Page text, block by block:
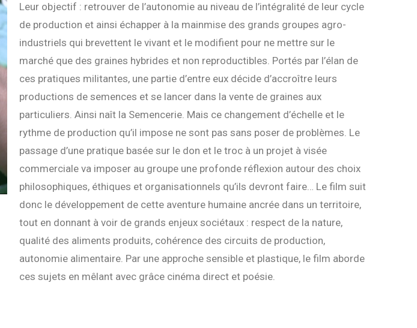
Leur objectif : retrouver de l’autonomie au niveau de l’intégralité de leur cycle
de production et ainsi échapper à la mainmise des grands groupes agro-
industriels qui brevettent le vivant et le modifient pour ne mettre sur le
marché que des graines hybrides et non reproductibles. Portés par l’élan de
ces pratiques militantes, une partie d’entre eux décide d’accroître leurs
productions de semences et se lancer dans la vente de graines aux
particuliers. Ainsi naît la Semencerie. Mais ce changement d’échelle et le
rythme de production qu’il impose ne sont pas sans poser de problèmes. Le
passage d’une pratique basée sur le don et le troc à un projet à visée
commerciale va imposer au groupe une profonde réflexion autour des choix
philosophiques, éthiques et organisationnels qu’ils devront faire… Le film suit
donc le développement de cette aventure humaine ancrée dans un territoire,
tout en donnant à voir de grands enjeux sociétaux : respect de la nature,
qualité des aliments produits, cohérence des circuits de production,
autonomie alimentaire. Par une approche sensible et plastique, le film aborde
ces sujets en mêlant avec grâce cinéma direct et poésie.